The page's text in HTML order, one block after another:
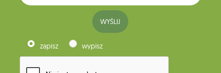
WYŚLIJ
zapisz wypisz